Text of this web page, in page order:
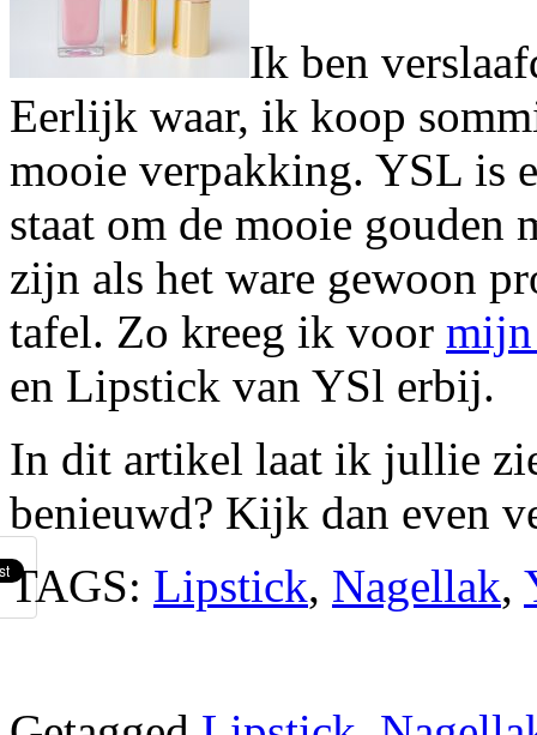
Ik ben
Eerlijk waar, ik koop
mooie verpakking. YSL is
staat om de mooie gouden
zijn als het ware gewoon
tafel. Zo kreeg ik voor
en Lipstick van YSl erbij.
In dit artikel laat ik jullie
benieuwd? Kijk dan even
TAGS: Lipstick, Nagellak,